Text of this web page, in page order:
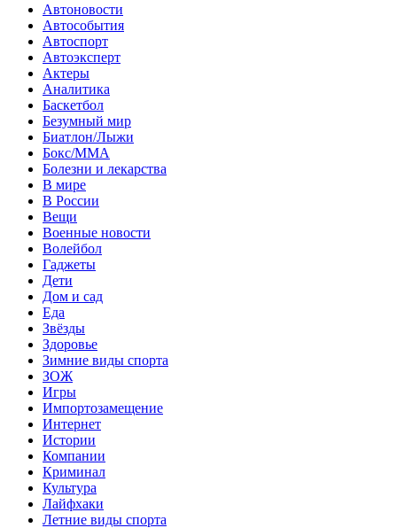
Автоновости
Автособытия
Автоспорт
Автоэксперт
Актеры
Аналитика
Баскетбол
Безумный мир
Биатлон/Лыжи
Бокс/MMA
Болезни и лекарства
В мире
В России
Вещи
Военные новости
Волейбол
Гаджеты
Дети
Дом и сад
Еда
Звёзды
Здоровье
Зимние виды спорта
ЗОЖ
Игры
Импортозамещение
Интернет
Истории
Компании
Криминал
Культура
Лайфхаки
Летние виды спорта